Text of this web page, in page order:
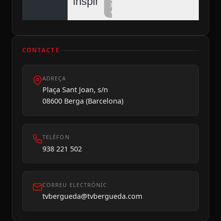
Dilluns 10
Xarxa
+
CONTACTE
ADREÇA
Plaça Sant Joan, s/n
08600 Berga (Barcelona)
TELÈFON
938 221 502
CORREU ELECTRÒNIC
tvbergueda@tvbergueda.com